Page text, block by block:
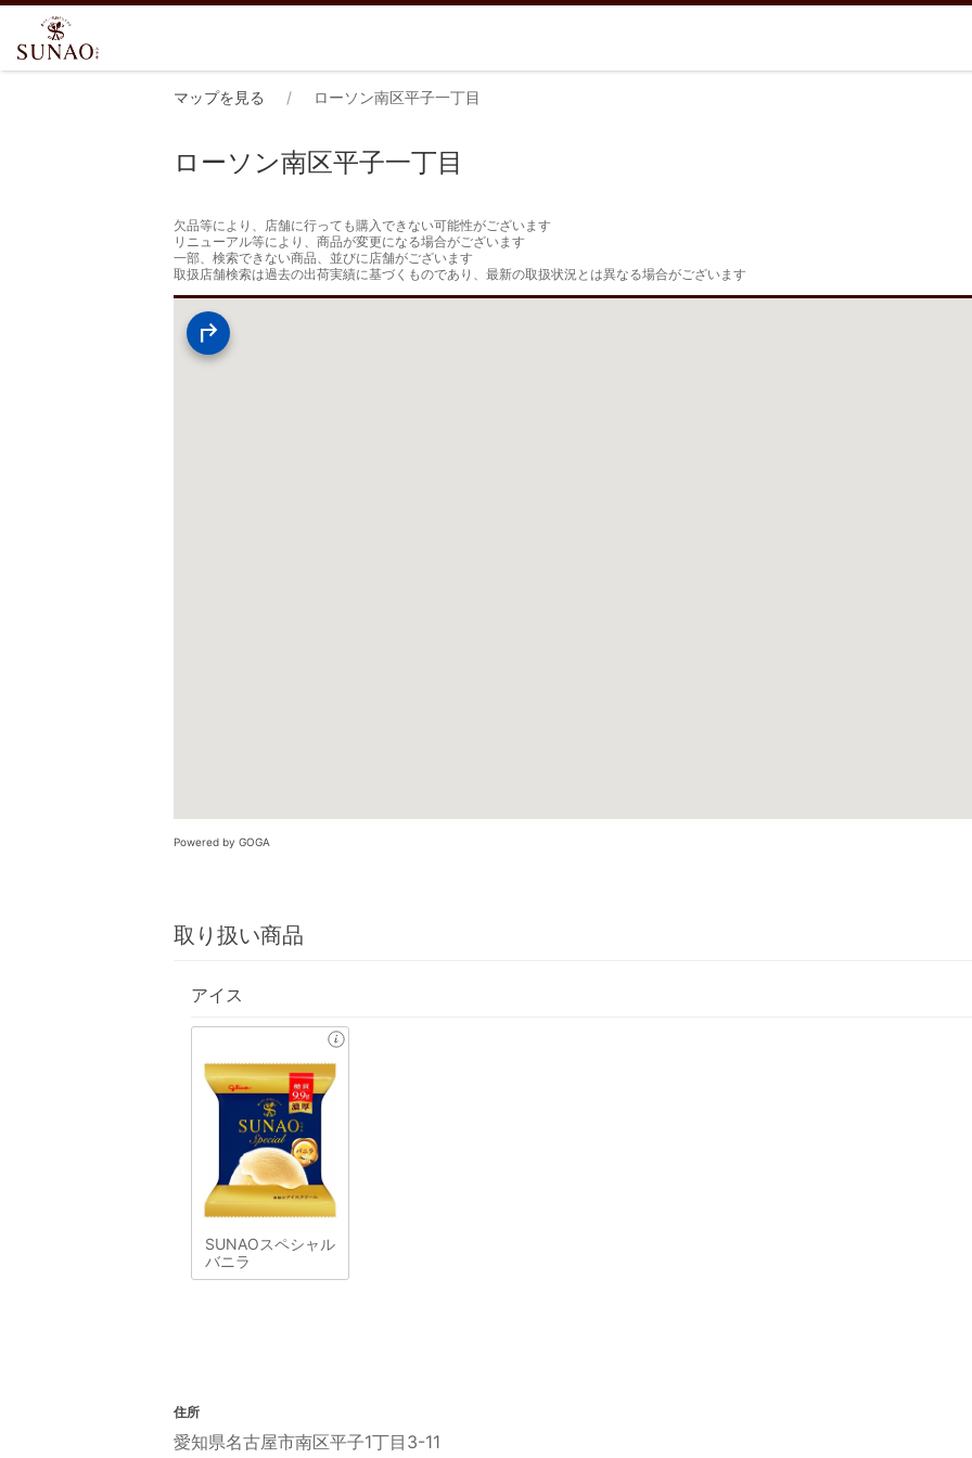
マップを見る ローソン南区平子一丁目
ローソン南区平子一丁目
欠品等により、店舗に行っても購入できない可能性がございます
リニューアル等により、商品が変更になる場合がございます
一部、検索できない商品、並びに店舗がございます
取扱店舗検索は過去の出荷実績に基づくものであり、最新の取扱状況とは異なる場合がございます
Powered by GOGA
取り扱い商品
アイス
SUNAOスペシャル
バニラ
住所
愛知県名古屋市南区平子1丁目3-11